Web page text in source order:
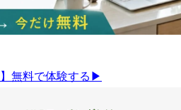
】無料で体験する▶︎